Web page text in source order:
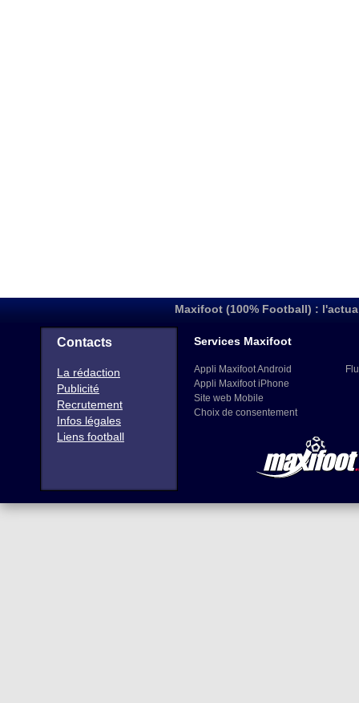
Maxifoot (100% Football) :
Contacts
La rédaction
Publicité
Recrutement
Infos légales
Liens football
Services Maxifoot
Appli Maxifoot Android
Appli Maxifoot iPhone
Site web Mobile
Choix de consentement